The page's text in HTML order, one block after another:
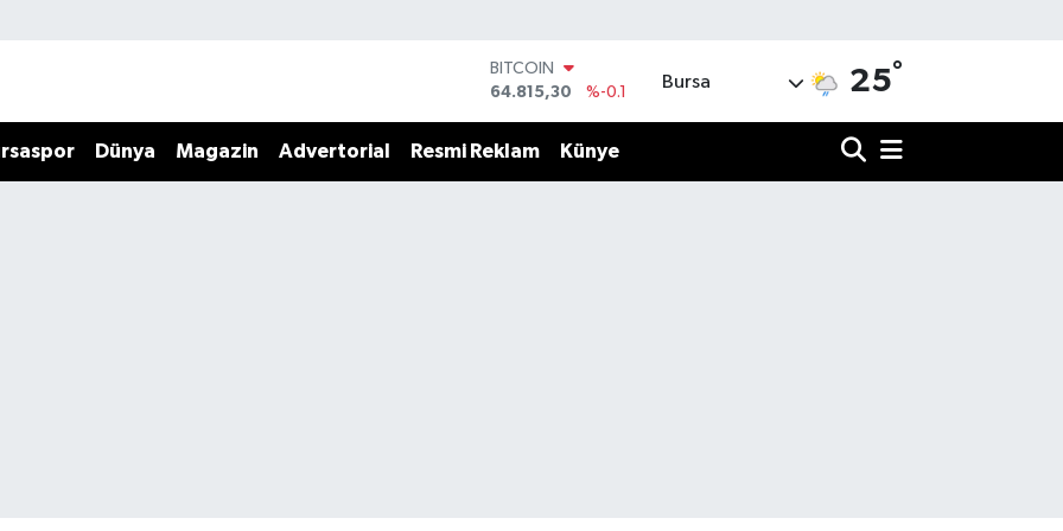
BITCOIN
64.815,30
%-0.1
47,7436
%0.18
Bursa 25°
Dünya Magazin Advertorial Resmi Reklam Künye